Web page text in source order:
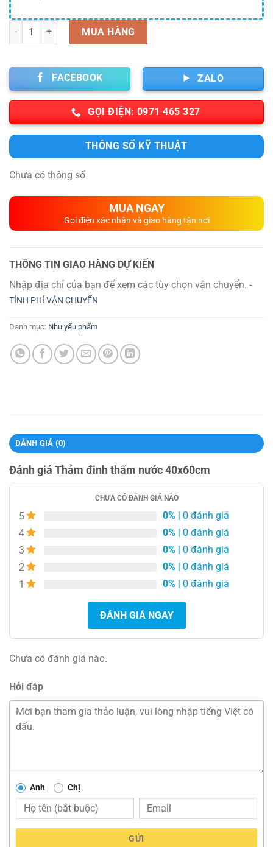
Số lượng MUA HÀNG
FACEBOOK ZALO
GỌI ĐIỆN: 0971 465 327
THÔNG SỐ KỸ THUẬT
Chưa có thông số
MUA NGAY
Gọi điện xác nhận và giao hàng tận nơi
THÔNG TIN GIAO HÀNG DỰ KIẾN
Nhập địa chỉ của bạn để xem các tùy chọn vận chuyển. -
TÍNH PHÍ VẬN CHUYỂN
Danh mục: Nhu yếu phẩm
ĐÁNH GIÁ (0)
Đánh giá Thảm đinh thấm nước 40x60cm
CHƯA CÓ ĐÁNH GIÁ NÀO
5 0% | 0 đánh giá
4
0% | 0 đánh giá
3
0% | 0 đánh giá
2
0% | 0 đánh giá
1
0% | 0 đánh giá
ĐÁNH GIÁ NGAY
Chưa có đánh giá nào.
Hỏi đáp
Anh Chị
GỬI